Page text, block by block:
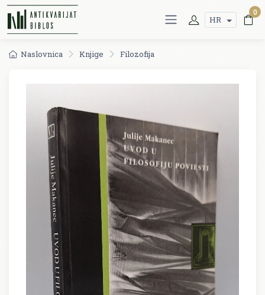
HR
0
Naslovnica Knjige Filozofija